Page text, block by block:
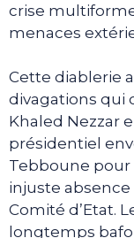
crise
menaces
Cette diablerie
divagations qui
Khaled Nezzar
présidentiel
Tebboune
injuste
Comité d’Etat.
longtemps